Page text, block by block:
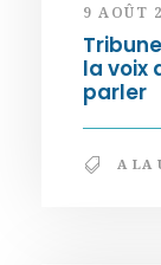
9 AOÛT
la voix
parler
A LA